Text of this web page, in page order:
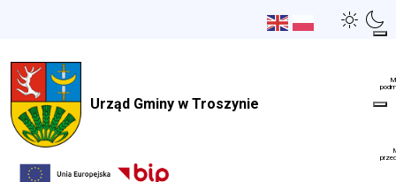
Urząd Gminy w Troszynie